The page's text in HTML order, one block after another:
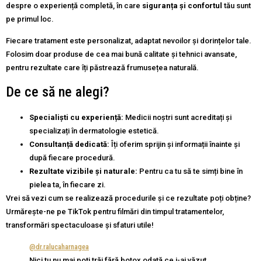
despre o experiență completă, în care siguranța și confortul tău sunt
pe primul loc.
Fiecare tratament este personalizat, adaptat nevoilor și dorințelor tale.
Folosim doar produse de cea mai bună calitate și tehnici avansate,
pentru rezultate care îți păstrează frumusețea naturală.
De ce să ne alegi?
Specialiști cu experiență: Medicii noștri sunt acreditați și
specializați în dermatologie estetică.
Consultanță dedicată: Îți oferim sprijin și informații înainte și
după fiecare procedură.
Rezultate vizibile și naturale: Pentru ca tu să te simți bine în
pielea ta, în fiecare zi.
Vrei să vezi cum se realizează procedurile și ce rezultate poți obține?
Urmărește-ne pe TikTok pentru filmări din timpul tratamentelor,
transformări spectaculoase și sfaturi utile!
@dr.ralucaharnagea